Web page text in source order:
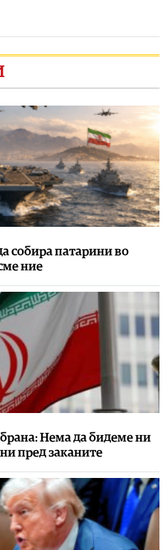
собира патарини во
ние
Нема да бидеме ни
пред заканите